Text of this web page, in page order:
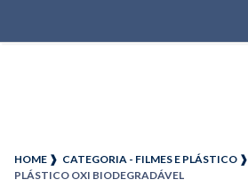
HOME ❱ CATEGORIA - FILMES E PLÁSTICO ❱
PLÁSTICO OXI BIODEGRADÁVEL